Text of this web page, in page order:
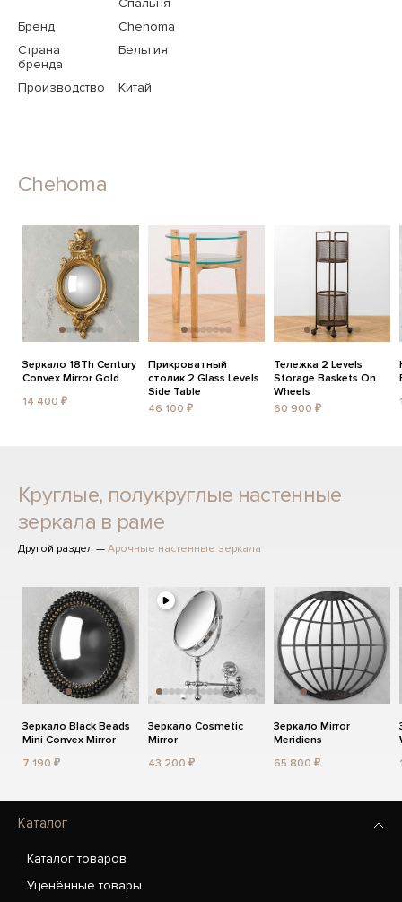
Спальня
Бренд
Chehoma
Страна
бренда
Бельгия
Производство Китай
Chehoma
Зеркало 18Th Century
Convex Mirror Gold
14 400 ₽
Прикроватный
столик 2 Glass Levels
Side Table
46 100 ₽
Тележка 2 Levels
Storage Baskets On
Wheels
60 900 ₽
Круглые, полукруглые настенные
зеркала в раме
Другой раздел — Арочные настенные зеркала
Зеркало Black Beads
Mini Convex Mirror
7 190 ₽
Зеркало Cosmetic
Mirror
43 200 ₽
Зеркало Mirror
Meridiens
65 800 ₽
Каталог
Каталог товаров
Уценённые товары